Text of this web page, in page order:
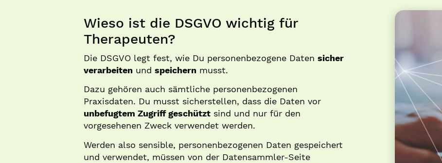
Wieso ist die DSGVO wichtig für
Therapeuten?
Die DSGVO legt fest, wie Du personenbezogene Daten sicher
verarbeiten und speichern musst.
Dazu gehören auch sämtliche personenbezogenen
Praxisdaten. Du musst sicherstellen, dass die Daten vor
unbefugtem Zugriff geschützt sind und nur für den
vorgesehenen Zweck verwendet werden.
Werden also sensible, personenbezogenen Daten gespeichert
und verwendet, müssen von der Datensammler-Seite